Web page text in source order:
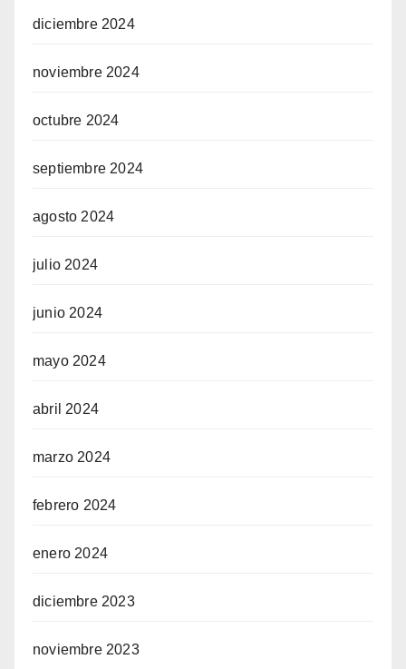
diciembre 2024
noviembre 2024
octubre 2024
septiembre 2024
agosto 2024
julio 2024
junio 2024
mayo 2024
abril 2024
marzo 2024
febrero 2024
enero 2024
diciembre 2023
noviembre 2023